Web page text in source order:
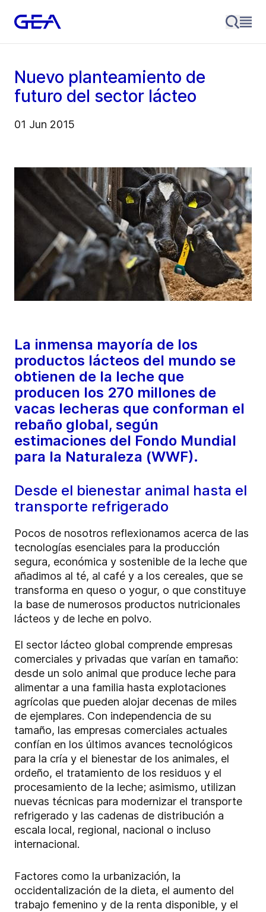
Nuevo planteamiento de
futuro del sector lácteo
01 Jun 2015
La inmensa mayoría de los
productos lácteos del mundo se
obtienen de la leche que
producen los 270 millones de
vacas lecheras que conforman el
rebaño global, según
estimaciones del Fondo Mundial
para la Naturaleza (WWF).
Desde el bienestar animal hasta el
transporte refrigerado
Pocos de nosotros reflexionamos acerca de las
tecnologías esenciales para la producción
segura, económica y sostenible de la leche que
añadimos al té, al café y a los cereales, que se
transforma en queso o yogur, o que constituye
la base de numerosos productos nutricionales
lácteos y de leche en polvo.
El sector lácteo global comprende empresas
comerciales y privadas que varían en tamaño:
desde un solo animal que produce leche para
alimentar a una familia hasta explotaciones
agrícolas que pueden alojar decenas de miles
de ejemplares. Con independencia de su
tamaño, las empresas comerciales actuales
confían en los últimos avances tecnológicos
para la cría y el bienestar de los animales, el
ordeño, el tratamiento de los residuos y el
procesamiento de la leche; asimismo, utilizan
nuevas técnicas para modernizar el transporte
refrigerado y las cadenas de distribución a
escala local, regional, nacional o incluso
internacional.
Factores como la urbanización, la
occidentalización de la dieta, el aumento del
trabajo femenino y de la renta disponible, y el